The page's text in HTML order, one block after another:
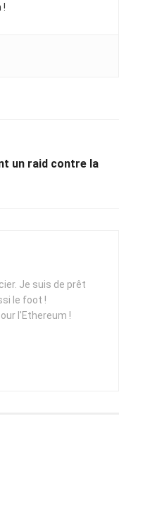
!
un raid contre la
Je suis de prêt
le foot !
l'Ethereum !